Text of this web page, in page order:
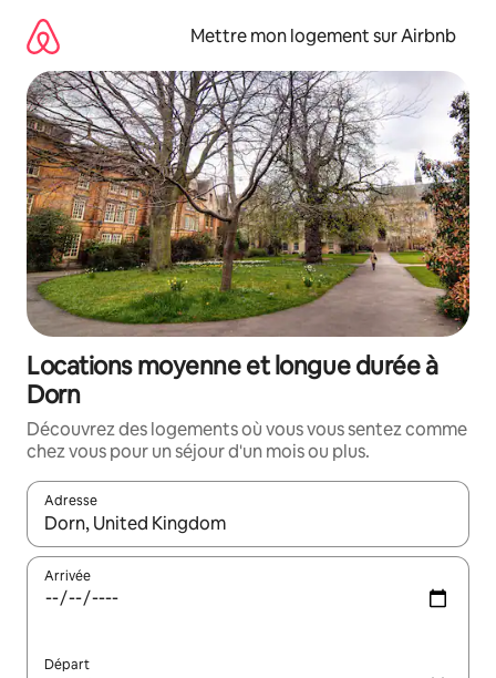
directement
contenu
Mettre mon logement sur Airbnb
Locations moyenne et longue durée à
Dorn
Découvrez des logements où vous vous sentez comme
chez vous pour un séjour d'un mois ou plus.
Adresse
Lorsque les résultats s'affichent, utilisez les flèches vers le
Arrivée
Départ